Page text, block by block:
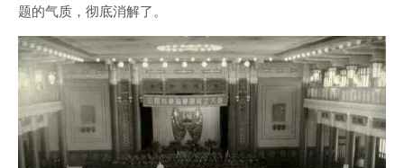
题的气质，彻底消解了。